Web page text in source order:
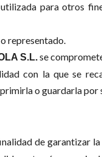
para otros
representado.
S.L.se
con la que se
o guardarla
de garantizar